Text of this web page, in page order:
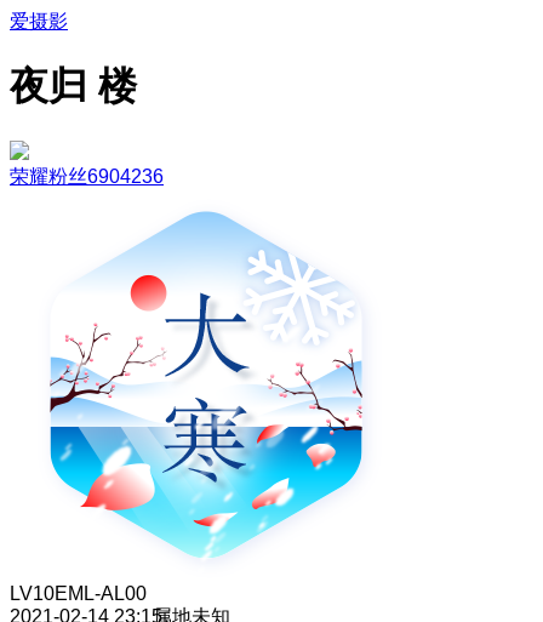
爱摄影
夜归 楼
荣耀粉丝6904236
LV10EML-AL00
2021-02-14 23:15属地未知